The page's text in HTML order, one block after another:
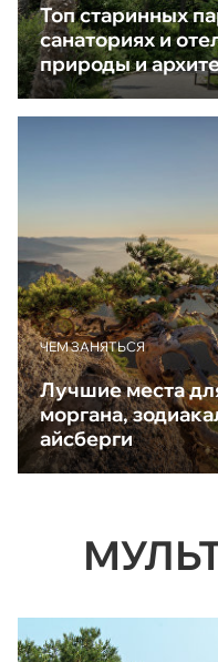
Топ старинных
санаториях и
природы и
ЧЕМ ЗАНЯТЬСЯ
Лучшие места
моргана,
айсберги